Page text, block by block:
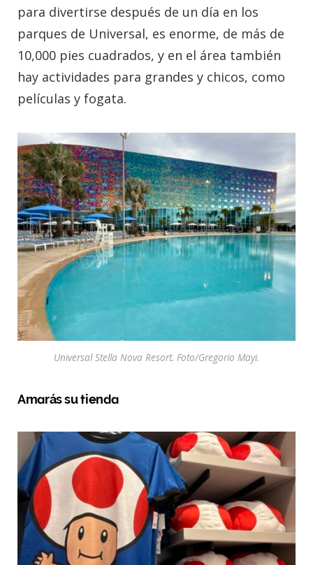
para divertirse después de un día en los
parques de Universal, es enorme, de más de
10,000 pies cuadrados, y en el área también
hay actividades para grandes y chicos, como
películas y fogata.
Universal Stella Nova Resort. Foto/Gregorio Mayi.
Amarás su tienda